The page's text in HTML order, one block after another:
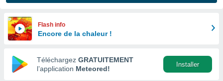
en
Flash info
Encore de la chaleur !
Téléchargez GRATUITEMENT
l’application Meteored!
Installer